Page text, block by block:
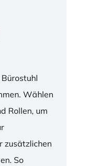
Wählen
Rollen, um
zusätzlichen
So